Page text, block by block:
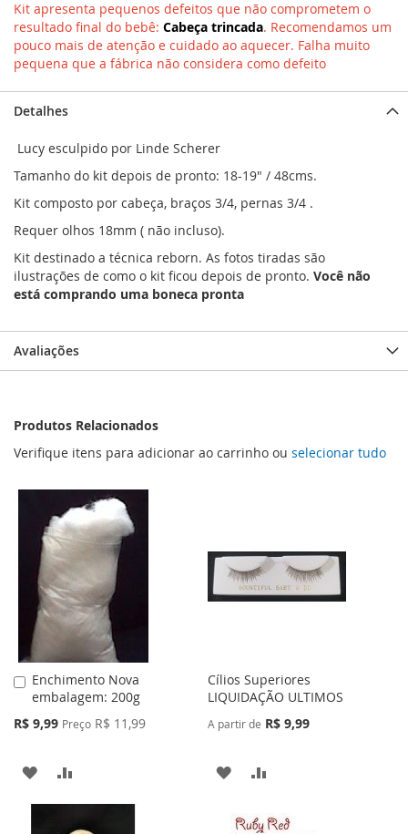
Kit apresenta pequenos defeitos que não comprometem o
resultado final do bebê: Cabeça trincada. Recomendamos um
pouco mais de atenção e cuidado ao aquecer. Falha muito
pequena que a fábrica não considera como defeito
Detalhes
Lucy esculpido por Linde Scherer
Tamanho do kit depois de pronto: 18-19" / 48cms.
Kit composto por cabeça, braços 3/4, pernas 3/4 .
Requer olhos 18mm ( não incluso).
Kit destinado a técnica reborn. As fotos tiradas são
ilustrações de como o kit ficou depois de pronto. Você não
está comprando uma boneca pronta
Avaliações
Produtos Relacionados
Verifique itens para adicionar ao carrinho ou selecionar tudo
Enchimento Nova
embalagem: 200g
Preço
R$ 9,99 Preço R$ 11,99
Adicionar
ao
Carrinho
ADICIONAR
À
PARA
Cílios Superiores
LIQUIDAÇÃO ULTIMOS
A partir de R$ 9,99
ADICIONAR